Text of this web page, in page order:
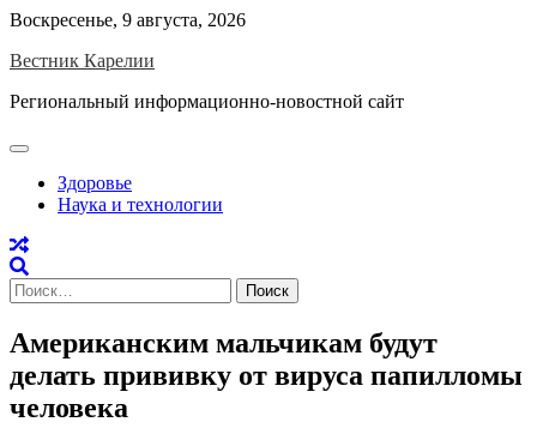
Skip
content
Воскресенье, 9 августа, 2026
Вестник Карелии
Региональный информационно-новостной сайт
Здоровье
Наука и технологии
Найти:
Американским мальчикам будут
делать прививку от вируса папилломы
человека